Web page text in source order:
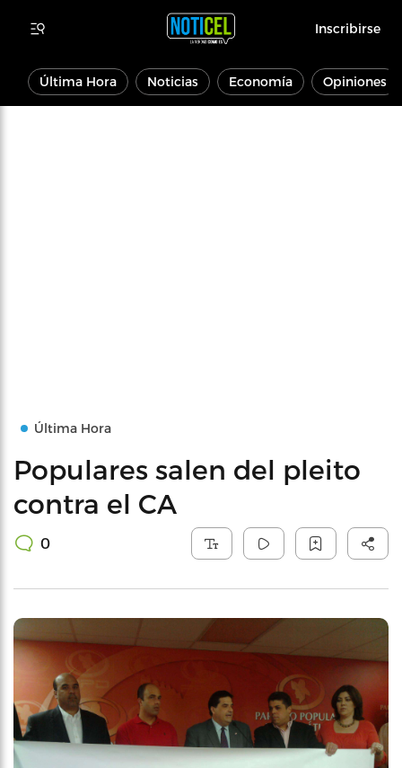
Inscribirse
Última Hora Noticias Economía Opiniones
Última Hora
Populares salen del pleito
contra el CA
0